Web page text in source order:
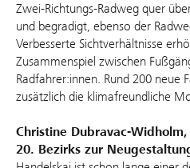
Zwei-Richtungs-Radweg quer
und begradigt, ebenso der
Verbesserte Sichtverhältnisse
Zusammenspiel zwischen
Radfahrer:innen. Rund 200 neue
zusätzlich die klimafreundliche
Christine Dubravac-
20. Bezirks zur